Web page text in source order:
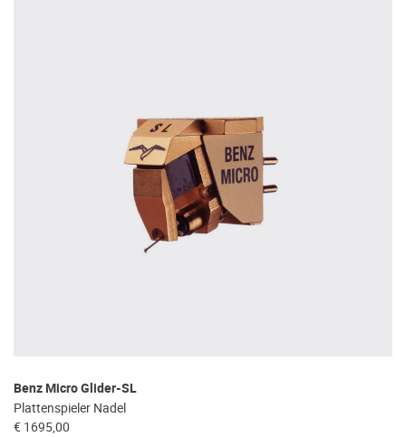
Benz Micro Glider-SL
Plattenspieler Nadel
€ 1695,00